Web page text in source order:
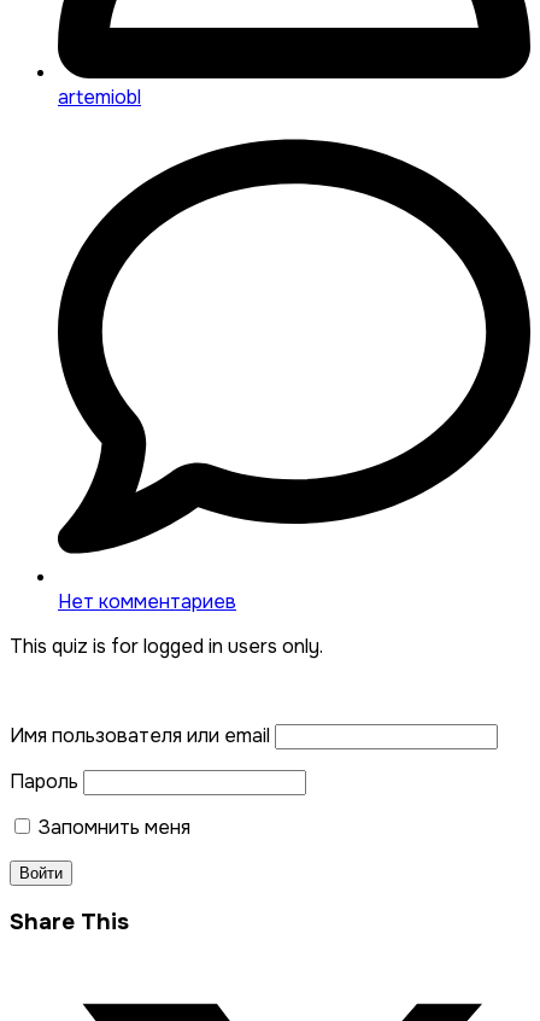
artemiobl
Нет комментариев
This quiz is for logged in users only.
Имя пользователя или email
Пароль
Запомнить меня
Share This